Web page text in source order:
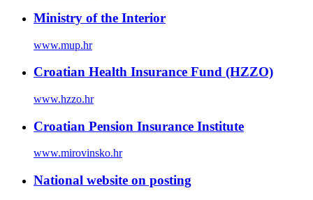
Ministry of the Interior
www.mup.hr
Croatian Health Insurance Fund (HZZO)
www.hzzo.hr
Croatian Pension Insurance Institute
www.mirovinsko.hr
National website on posting